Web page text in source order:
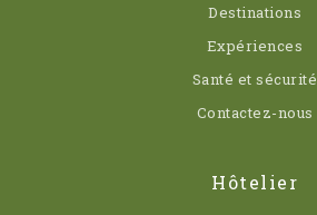
Destinations
Expériences
Santé et sécurité
Contactez-nous
Hôtelier